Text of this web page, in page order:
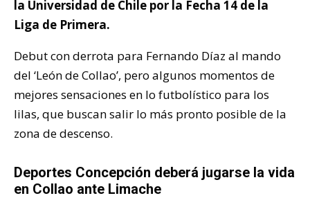
la Universidad de Chile por la Fecha 14 de la
Liga de Primera.
Debut con derrota para Fernando Díaz al mando
del ‘León de Collao’, pero algunos momentos de
mejores sensaciones en lo futbolístico para los
lilas, que buscan salir lo más pronto posible de la
zona de descenso.
Deportes Concepción deberá jugarse la vida
en Collao ante Limache